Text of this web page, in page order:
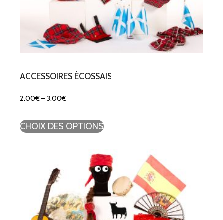
ACCESSOIRES ÉCOSSAIS
2.00€–3.00€
CHOIX DES OPTIONS